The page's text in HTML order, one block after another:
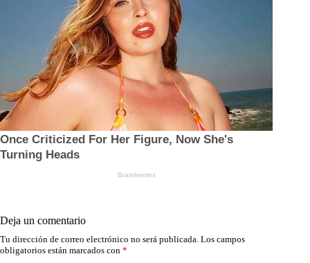
Deja un comentario
Tu dirección de correo electrónico no será publicada. Los campos
obligatorios están marcados con *